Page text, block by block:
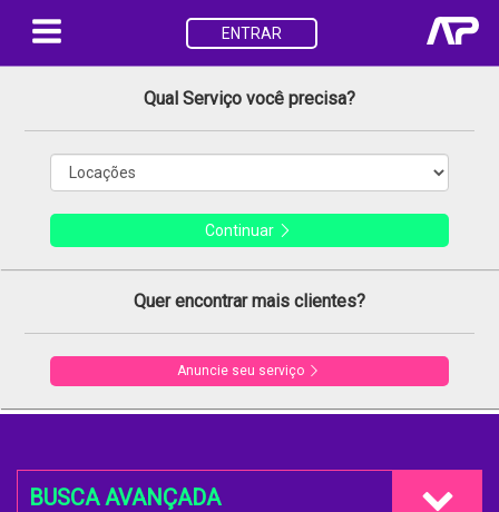
ENTRAR
Qual Serviço você precisa?
Continuar
Quer encontrar mais clientes?
Anuncie seu serviço
BUSCA AVANÇADA